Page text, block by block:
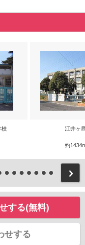
校 江井ヶ
約
する(無料)
せする